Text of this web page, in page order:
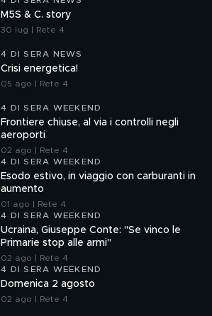
M5S & C. story
30 lug | Rete 4
4 DI SERA NEWS
Crisi energetica!
05 ago | Rete 4
4 DI SERA WEEKEND
Frontiere chiuse, al via i controlli negli
aeroporti
02 ago | Rete 4
4 DI SERA WEEKEND
Esodo estivo, in viaggio con carburanti in
aumento
01 ago | Rete 4
4 DI SERA WEEKEND
Ucraina, Giuseppe Conte: "Se vinco le
Primarie stop alle armi"
02 ago | Rete 4
4 DI SERA WEEKEND
Domenica 2 agosto
02 ago | Rete 4